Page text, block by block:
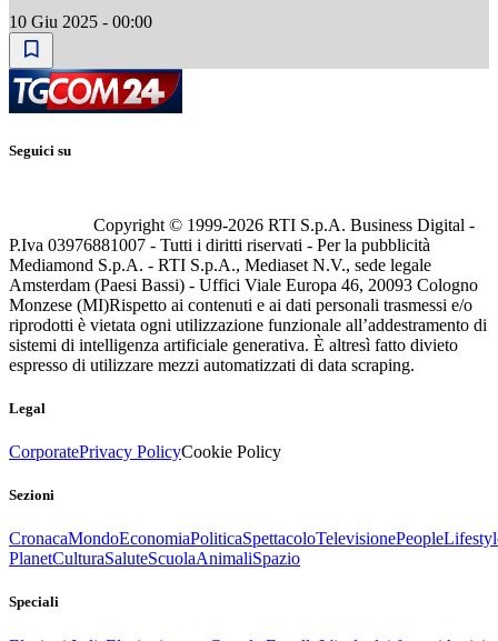
10 Giu 2025 - 00:00
Seguici su
Copyright © 1999-2026 RTI S.p.A. Business Digital -
P.Iva 03976881007 - Tutti i diritti riservati - Per la pubblicità
Mediamond S.p.A. - RTI S.p.A., Mediaset N.V., sede legale
Amsterdam (Paesi Bassi) - Uffici Viale Europa 46, 20093 Cologno
Monzese (MI)Rispetto ai contenuti e ai dati personali trasmessi e/o
riprodotti è vietata ogni utilizzazione funzionale all’addestramento di
sistemi di intelligenza artificiale generativa. È altresì fatto divieto
espresso di utilizzare mezzi automatizzati di data scraping.
Legal
CorporatePrivacy PolicyCookie Policy
Sezioni
CronacaMondoEconomiaPoliticaSpettacoloTelevisionePeople
PlanetCulturaSaluteScuolaAnimaliSpazio
Speciali